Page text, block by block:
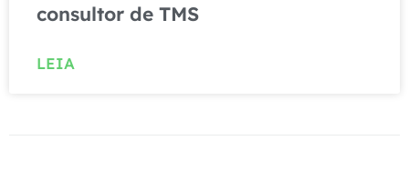
consultor de TMS
LEIA